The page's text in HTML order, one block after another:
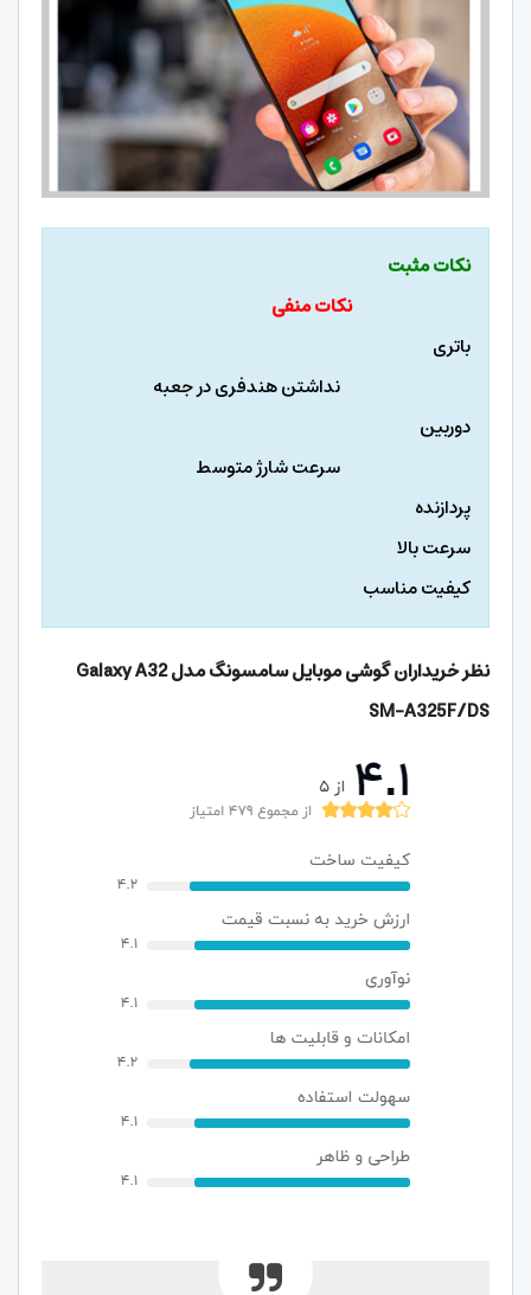
نکات مثبت
نکات منفی
باتری
نداشتن هندفری در جعبه
دوربین
سرعت شارژ متوسط
پردازنده
سرعت بالا
کیفیت مناسب
نظر خریداران گوشی موبایل سامسونگ مدل Galaxy A32
SM-A325F/DS